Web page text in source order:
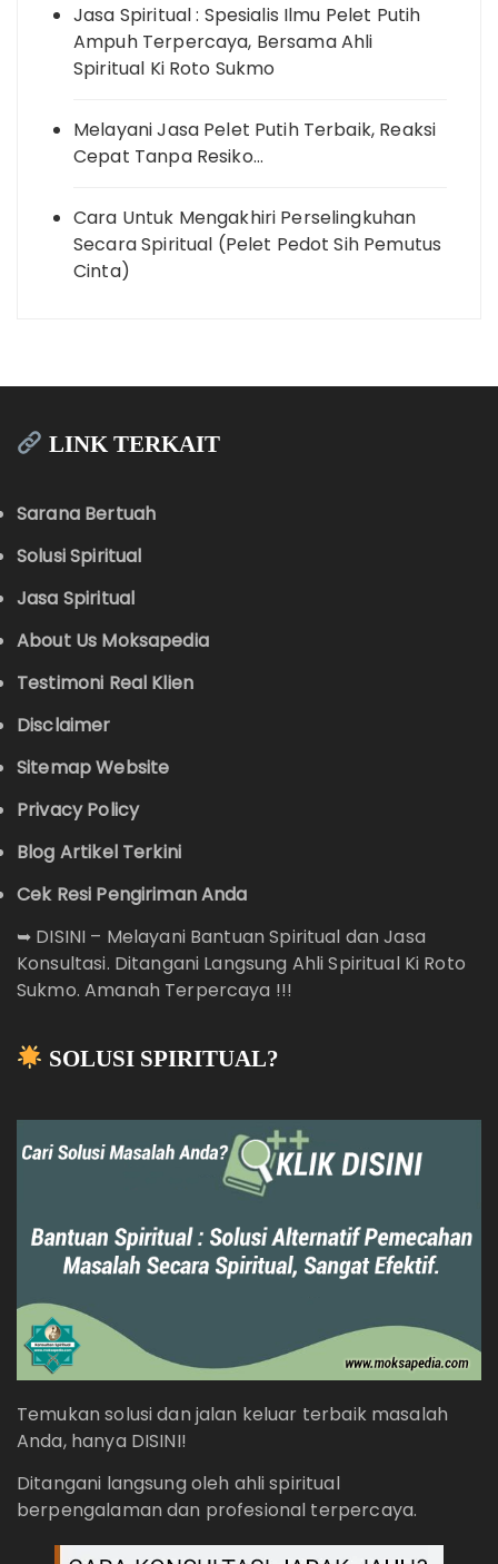
Jasa Spiritual : Spesialis Ilmu Pelet Putih
Ampuh Terpercaya, Bersama Ahli
Spiritual Ki Roto Sukmo
Melayani Jasa Pelet Putih Terbaik, Reaksi
Cepat Tanpa Resiko…
Cara Untuk Mengakhiri Perselingkuhan
Secara Spiritual (Pelet Pedot Sih Pemutus
Cinta)
LINK TERKAIT
Sarana Bertuah
Solusi Spiritual
Jasa Spiritual
About Us Moksapedia
Testimoni Real Klien
Disclaimer
Sitemap Website
Privacy Policy
Blog Artikel Terkini
Cek Resi Pengiriman Anda
➥ DISINI – Melayani Bantuan Spiritual dan Jasa
Konsultasi. Ditangani Langsung Ahli Spiritual Ki Roto
Sukmo. Amanah Terpercaya !!!
SOLUSI SPIRITUAL?
Temukan solusi dan jalan keluar terbaik masalah
Anda, hanya DISINI!
Ditangani langsung oleh ahli spiritual
berpengalaman dan profesional terpercaya.